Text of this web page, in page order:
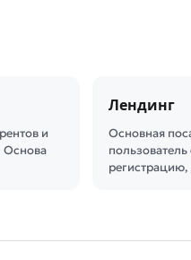
и
Основа
Лендинг
Основная
регистрацию,